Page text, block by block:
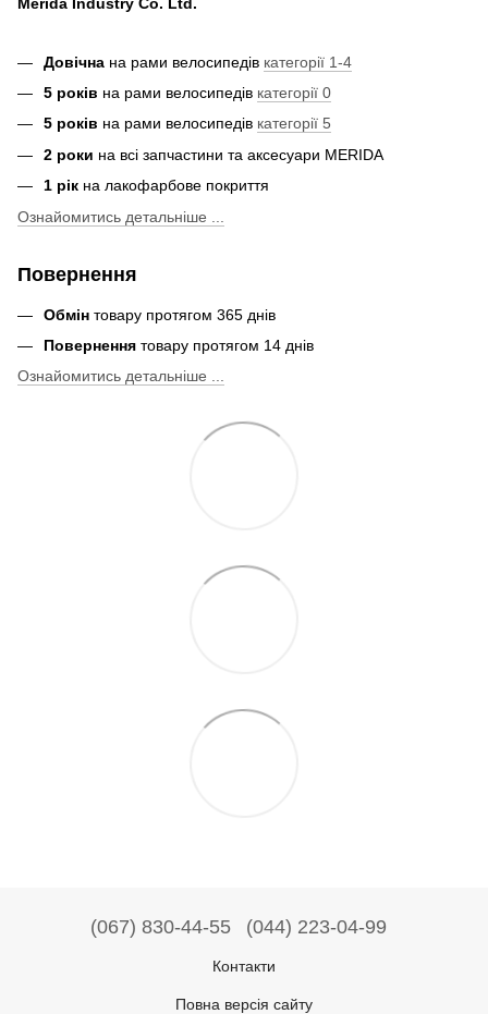
Довічна на рами велосипедів категорії 1-4
5 років на рами велосипедів категорії 0
5 років на рами велосипедів категорії 5
2 роки на всі запчастини та аксесуари MERIDA
1 рік на лакофарбове покриття
Ознайомитись детальніше ...
Повернення
Обмін товару протягом 365 днів
Повернення товару протягом 14 днів
Ознайомитись детальніше ...
(067) 830-44-55 (044) 223-04-99
Контакти
Повна версія сайту